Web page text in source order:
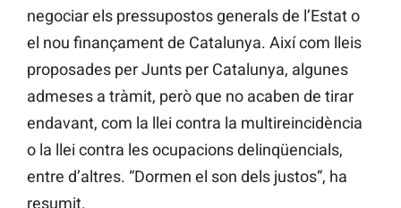
negociar els pressupostos generals de l’Estat o
el nou finançament de Catalunya. Així com lleis
proposades per Junts per Catalunya, algunes
admeses a tràmit, però que no acaben de tirar
endavant, com la llei contra la multireincidència
o la llei contra les ocupacions delinqüencials,
entre d’altres. “Dormen el son dels justos”, ha
resumit.